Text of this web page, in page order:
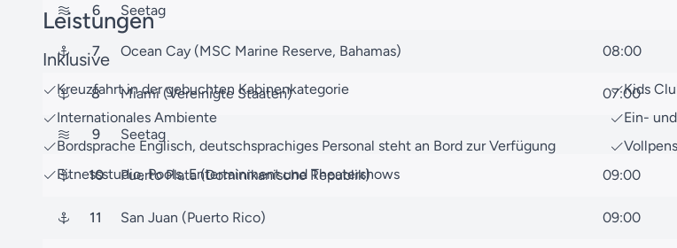
6 Seetag
7 Ocean Cay (MSC Marine Reserve, Bahamas) 08:00
8 Miami (Vereinigte Staaten) 07:00
9 Seetag
10 Puerto Plata (Dominikanische Republik) 09:00
11 San Juan (Puerto Rico) 09:00
Leistungen
Inklusive
Kreuzfahrt in der gebuchten Kabinenkategorie
Internationales Ambiente
Bordsprache Englisch, deutschsprachiges Personal steht an Bord zur Verfügung
Fitnessstudio, Pools, Entertainment und Theatershows
Kids
Ein-